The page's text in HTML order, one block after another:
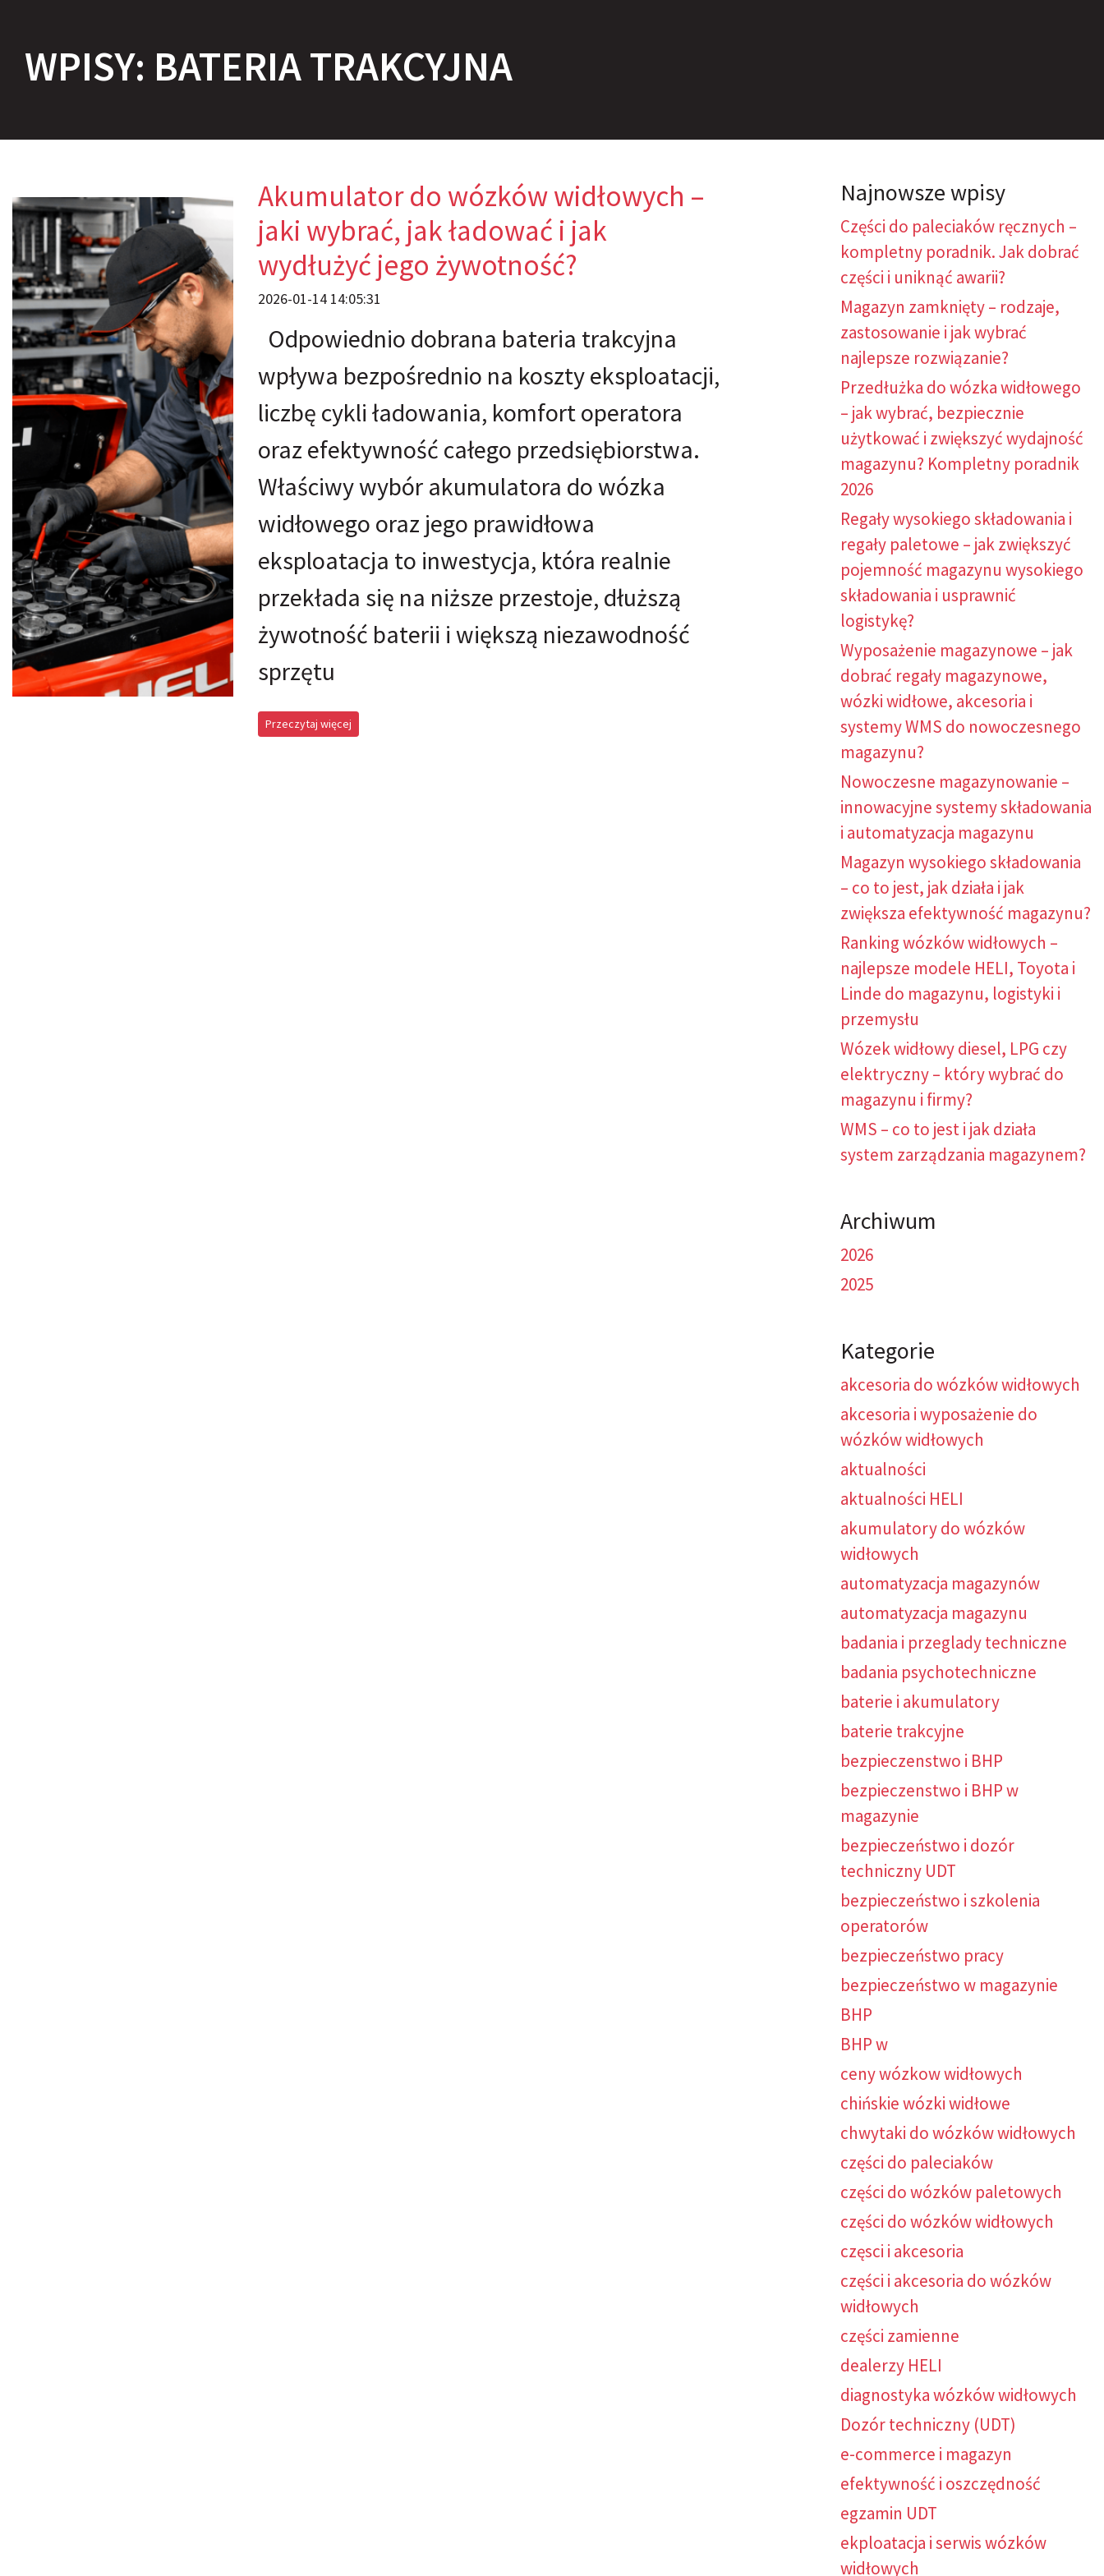
WPISY: BATERIA TRAKCYJNA
Akumulator do wózków widłowych –
jaki wybrać, jak ładować i jak
wydłużyć jego żywotność?
2026-01-14 14:05:31
Odpowiednio dobrana bateria trakcyjna
wpływa bezpośrednio na koszty eksploatacji,
liczbę cykli ładowania, komfort operatora
oraz efektywność całego przedsiębiorstwa.
Właściwy wybór akumulatora do wózka
widłowego oraz jego prawidłowa
eksploatacja to inwestycja, która realnie
przekłada się na niższe przestoje, dłuższą
żywotność baterii i większą niezawodność
sprzętu
Przeczytaj więcej
Najnowsze wpisy
Części do paleciaków ręcznych –
kompletny poradnik. Jak dobrać
części i uniknąć awarii?
Magazyn zamknięty – rodzaje,
zastosowanie i jak wybrać
najlepsze rozwiązanie?
Przedłużka do wózka widłowego
– jak wybrać, bezpiecznie
użytkować i zwiększyć wydajność
magazynu? Kompletny poradnik
2026
Regały wysokiego składowania i
regały paletowe – jak zwiększyć
pojemność magazynu wysokiego
składowania i usprawnić
logistykę?
Wyposażenie magazynowe – jak
dobrać regały magazynowe,
wózki widłowe, akcesoria i
systemy WMS do nowoczesnego
magazynu?
Nowoczesne magazynowanie –
innowacyjne systemy składowania
i automatyzacja magazynu
Magazyn wysokiego składowania
– co to jest, jak działa i jak
zwiększa efektywność magazynu?
Ranking wózków widłowych –
najlepsze modele HELI, Toyota i
Linde do magazynu, logistyki i
przemysłu
Wózek widłowy diesel, LPG czy
elektryczny – który wybrać do
magazynu i firmy?
WMS – co to jest i jak działa
system zarządzania magazynem?
Archiwum
2026
2025
Kategorie
akcesoria do wózków widłowych
akcesoria i wyposażenie do
wózków widłowych
aktualności
aktualności HELI
akumulatory do wózków
widłowych
automatyzacja magazynów
automatyzacja magazynu
badania i przeglady techniczne
badania psychotechniczne
baterie i akumulatory
baterie trakcyjne
bezpieczenstwo i BHP
bezpieczenstwo i BHP w
magazynie
bezpieczeństwo i dozór
techniczny UDT
bezpieczeństwo i szkolenia
operatorów
bezpieczeństwo pracy
bezpieczeństwo w magazynie
BHP
BHP w
ceny wózkow widłowych
chińskie wózki widłowe
chwytaki do wózków widłowych
części do paleciaków
części do wózków paletowych
części do wózków widłowych
częsci i akcesoria
części i akcesoria do wózków
widłowych
części zamienne
dealerzy HELI
diagnostyka wózków widłowych
Dozór techniczny (UDT)
e-commerce i magazyn
efektywność i oszczędność
egzamin UDT
ekploatacja i serwis wózków
widłowych